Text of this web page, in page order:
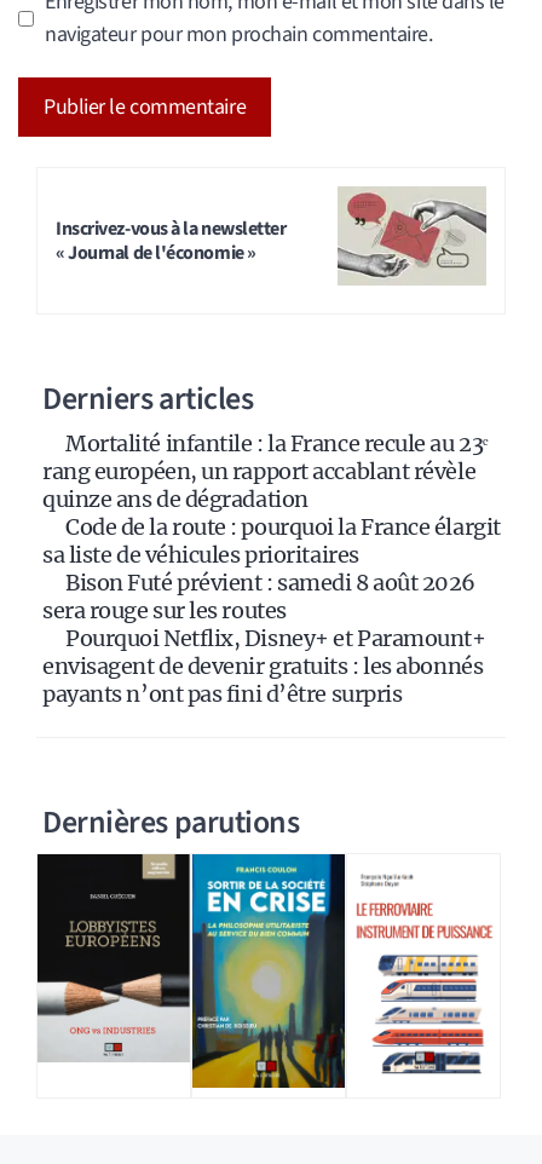
navigateur pour mon prochain commentaire.
Inscrivez-vous à la newsletter
« Journal de l'économie »
Derniers articles
Mortalité infantile : la France recule au 23ᵉ
rang européen, un rapport accablant révèle
quinze ans de dégradation
Code de la route : pourquoi la France élargit
sa liste de véhicules prioritaires
Bison Futé prévient : samedi 8 août 2026
sera rouge sur les routes
Pourquoi Netflix, Disney+ et Paramount+
envisagent de devenir gratuits : les abonnés
payants n’ont pas fini d’être surpris
Dernières parutions